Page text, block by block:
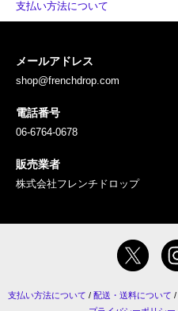
支払い方法について
メールアドレス
shop@frenchdrop.com
電話番号
06-6764-0678
販売業者
株式会社フレンチドロップ
支払い方法について / 配送・送料について /